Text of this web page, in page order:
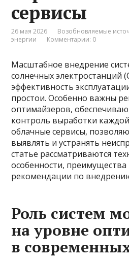
сервисы
26 мая 2026
Возобновляемые
энергии
Комментарии: 0
Масштабное внедрение
солнечных электростанций
эффективность
простои. Особенно важны
оптимайзеров,
контроль выработки
облачные сервисы,
выявлять и устранять
статье рассматриваются
особенности, преимущества
рекомендации по
Роль систем
на уровне
в